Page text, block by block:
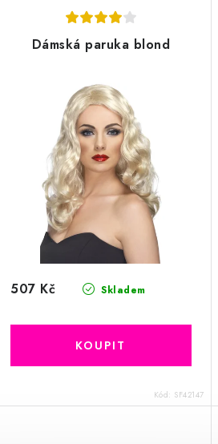
Dámská paruka blond
Skladem
507 Kč
Kód: SF42147